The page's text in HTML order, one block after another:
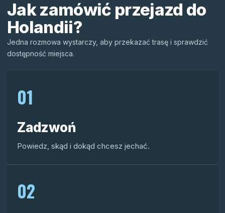
Jak zamówić przejazd do
Holandii?
Jedna rozmowa wystarczy, aby przekazać trasę i sprawdzić
dostępność miejsca.
01
Zadzwoń
Powiedz, skąd i dokąd chcesz jechać.
02